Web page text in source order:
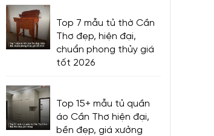
Top 7 mẫu tủ thờ Cần
Thơ đẹp, hiện đại,
chuẩn phong thủy giá
tốt 2026
Top 15+ mẫu tủ quần
áo Cần Thơ hiện đại,
bền đẹp, giá xưởng